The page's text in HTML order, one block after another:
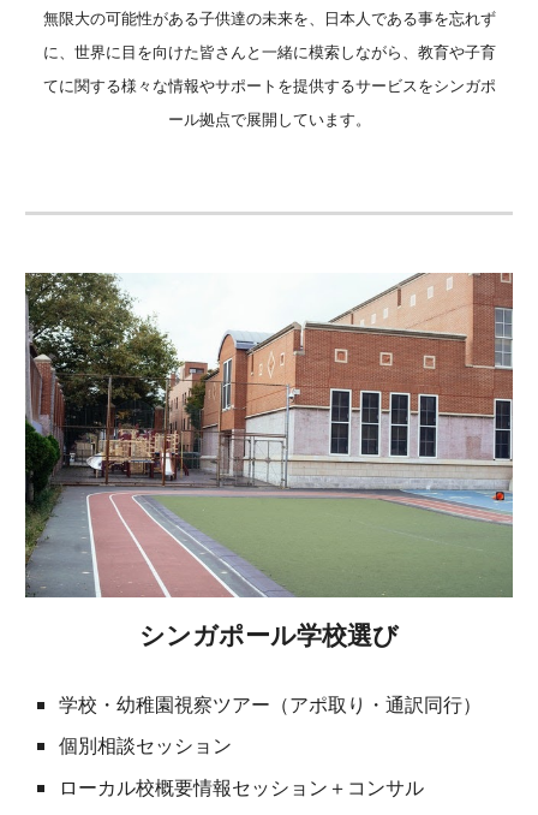
無限大の可能性がある子供達の未来を、日本人である事を忘れず
に、世界に目を向けた皆さんと一緒に模索しながら、教育や子育
てに関する様々な情報やサポートを提供するサービスをシンガポ
ール拠点で展開しています。
シンガポール学校選び
学校・幼稚園視察ツアー（アポ取り・通訳同行）
個別相談セッション
ローカル校概要情報セッション＋コンサル